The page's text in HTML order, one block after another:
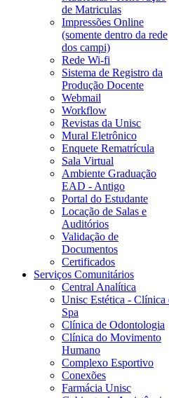
de Matriculas
Impressões Online
(somente dentro da rede
dos campi)
Rede Wi-fi
Sistema de Registro da
Produção Docente
Webmail
Workflow
Revistas da Unisc
Mural Eletrônico
Enquete Rematrícula
Sala Virtual
Ambiente Graduação
EAD - Antigo
Portal do Estudante
Locação de Salas e
Auditórios
Validação de
Documentos
Certificados
Serviços Comunitários
Central Analítica
Unisc Estética - Clínica
Spa
Clínica de Odontologia
Clínica do Movimento
Humano
Complexo Esportivo
Conexões
Farmácia Unisc